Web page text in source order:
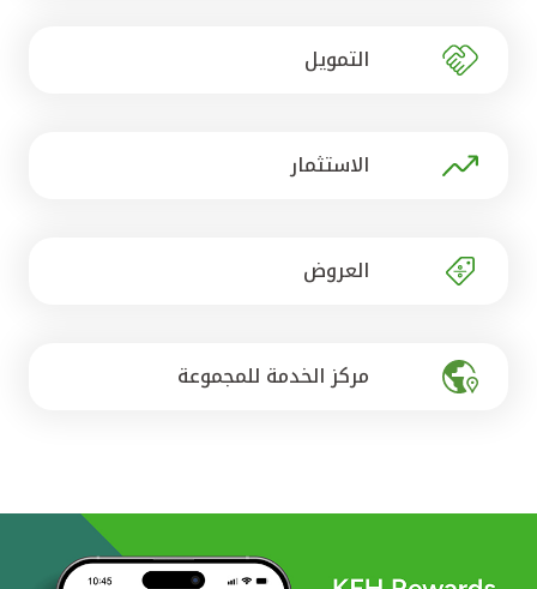
مصر
التمويل
الاستثمار
العروض
مركز الخدمة للمجموعة